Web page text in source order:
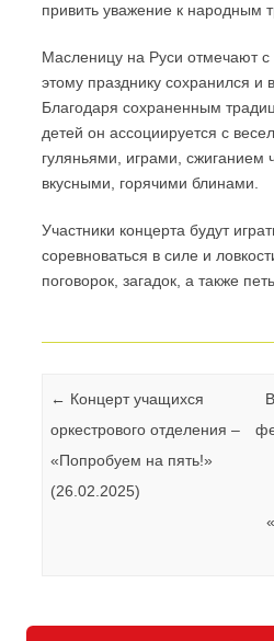
привить уважение к народным
Масленицу на Руси отмечают с
этому празднику сохранился и
Благодаря сохраненным
детей он ассоциируется с
гуляньями, играми, сжиганием
вкусными, горячими блинами.
Участники концерта будут
соревноваться в силе и
поговорок, загадок, а также
Навигация по записям
← Концерт учащихся
оркестрового отделения –
«Попробуем на пять!»
(26.02.2025)